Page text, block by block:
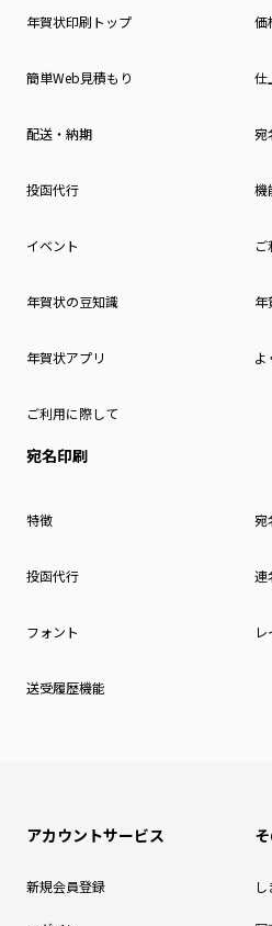
年賀状印刷トップ 価
簡単Web見積もり 仕
配送・納期 宛
投函代行 機
イベント
年賀状の豆知識 年
年賀状アプリ よ
ご利用に際して
宛名印刷
特徴 宛
投函代行 連
フォント
送受履歴機能
アカウントサービス
新規会員登録